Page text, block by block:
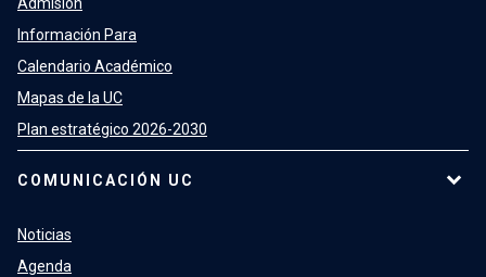
Información Para
Calendario Académico
Mapas de la UC
Plan estratégico 2026-2030
COMUNICACIÓN UC
Noticias
Agenda